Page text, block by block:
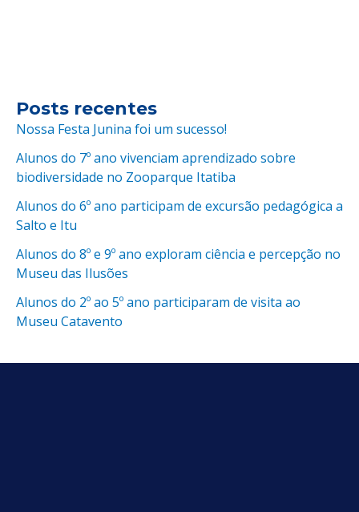
Posts recentes
Nossa Festa Junina foi um sucesso!
Alunos do 7º ano vivenciam aprendizado sobre
biodiversidade no Zooparque Itatiba
Alunos do 6º ano participam de excursão pedagógica a
Salto e Itu
Alunos do 8º e 9º ano exploram ciência e percepção no
Museu das Ilusões
Alunos do 2º ao 5º ano participaram de visita ao
Museu Catavento